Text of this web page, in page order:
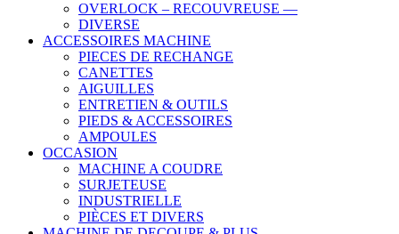
OVERLOCK – RECOUVREUSE —
DIVERSE
ACCESSOIRES MACHINE
PIECES DE RECHANGE
CANETTES
AIGUILLES
ENTRETIEN & OUTILS
PIEDS & ACCESSOIRES
AMPOULES
OCCASION
MACHINE A COUDRE
SURJETEUSE
INDUSTRIELLE
PIÈCES ET DIVERS